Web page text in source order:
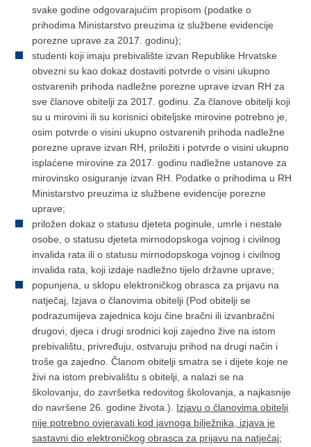
svake godine odgovarajućim propisom (podatke o
prihodima Ministarstvo preuzima iz službene evidencije
porezne uprave za 2017. godinu);
studenti koji imaju prebivalište izvan Republike Hrvatske
obvezni su kao dokaz dostaviti potvrde o visini ukupno
ostvarenih prihoda nadležne porezne uprave izvan RH za
sve članove obitelji za 2017. godinu. Za članove obitelji koji
su u mirovini ili su korisnici obiteljske mirovine potrebno je,
osim potvrde o visini ukupno ostvarenih prihoda nadležne
porezne uprave izvan RH, priložiti i potvrde o visini ukupno
isplaćene mirovine za 2017. godinu nadležne ustanove za
mirovinsko osiguranje izvan RH. Podatke o prihodima u RH
Ministarstvo preuzima iz službene evidencije porezne
uprave;
priložen dokaz o statusu djeteta poginule, umrle i nestale
osobe, o statusu djeteta mirnodopskoga vojnog i civilnog
invalida rata ili o statusu mirnodopskoga vojnog i civilnog
invalida rata, koji izdaje nadležno tijelo državne uprave;
popunjena, u sklopu elektroničkog obrasca za prijavu na
natječaj, Izjava o članovima obitelji (Pod obitelji se
podrazumijeva zajednica koju čine bračni ili izvanbračni
drugovi, djeca i drugi srodnici koji zajedno žive na istom
prebivalištu, privređuju, ostvaruju prihod na drugi način i
troše ga zajedno. Članom obitelji smatra se i dijete koje ne
živi na istom prebivalištu s obitelji, a nalazi se na
školovanju, do završetka redovitog školovanja, a najkasnije
do navršene 26. godine života.). Izjavu o članovima obitelji
nije potrebno ovjeravati kod javnoga bilježnika, izjava je
sastavni dio elektroničkog obrasca za prijavu na natječaj;